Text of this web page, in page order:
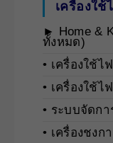
เครื่องใ
► Home &
ทั้งหมด)
• เครื่องใช้
• เครื่องใช้
• ระบบจัดก
• เครื่องชง